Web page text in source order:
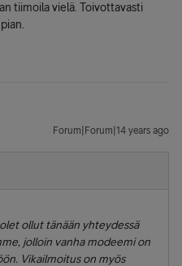
tiimoila vielä. Toivottavasti
Forum|Forum|14 years ago
ollut tänään yhteydessä
jolloin vanha modeemi on
Vikailmoitus on myös